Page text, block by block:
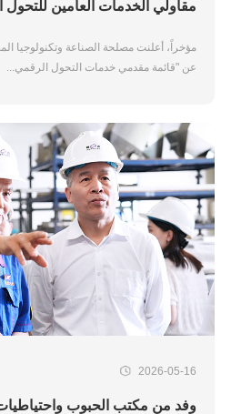
مقاولي الخدمات العامين
مؤخراً، أعلنت مصلحة الصناعة وتكنولوجيا
عن "قائمة مقدمي خدمات التحول الرقمي...
2026-05-16
وفد من مكتب الحبوب